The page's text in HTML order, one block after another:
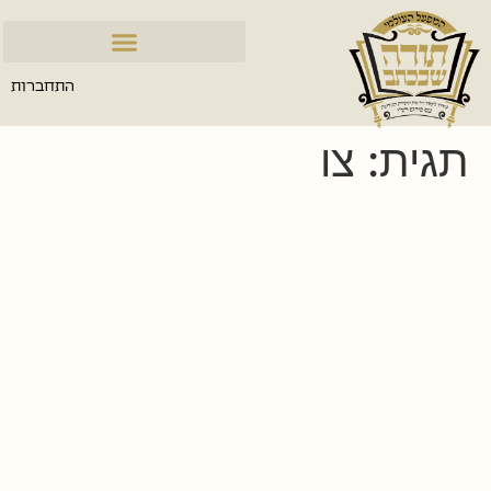
התחברות
תגית: צו